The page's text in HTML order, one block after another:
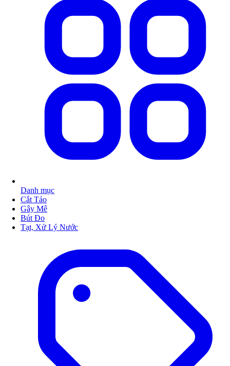
Danh mục
Cắt Tảo
Gây Mê
Bút Đo
Tạt, Xử Lý Nước